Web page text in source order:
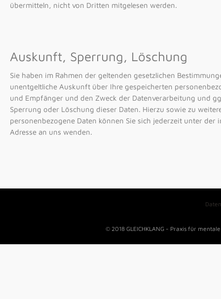
übermitteln, nicht von Dritten mitgelesen werden.
Auskunft, Sperrung, Löschung
Sie haben im Rahmen der geltenden gesetzlichen
unentgeltliche Auskunft über Ihre gespeicherten
und Empfänger und den Zweck der Datenverarbeitung und
Sperrung oder Löschung dieser Daten. Hierzu sowie zu
personenbezogene Daten können Sie sich jederzeit unter der
Adresse an uns wenden.
© 2018 GLEICHKLANG - Praxis für